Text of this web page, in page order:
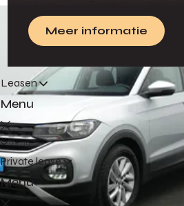
Meer informatie
Leasen
Menu
Terug
Private lease
Menu